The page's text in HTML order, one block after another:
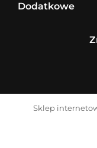
Dodatkowe
Sklep